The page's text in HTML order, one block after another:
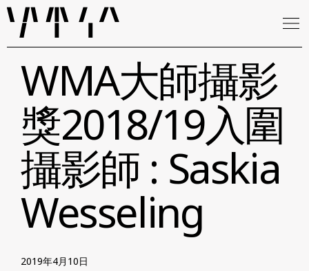
WMA大師攝影
獎2018/19入圍
攝影師 : Saskia
Wesseling
2019年4月10日